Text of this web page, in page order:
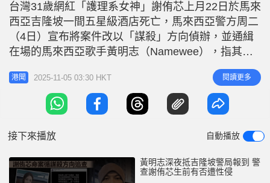
%
i
n
i
e
-
P
i
c
u
r
e
台灣31歲網紅「護理系女神」謝侑芯上月22日於馬來
西亞吉隆坡一間五星級酒店死亡，馬來西亞警方周二
（4日）宣布將案件改以「謀殺」方向偵辦，並通緝
在場的馬來西亞歌手黃明志（Namewee），指其
「可能已潛逃」。不過，黃明志在本港時間周三（5
日）凌晨突於社交平台現身，發文稱「我不會逃」，
並上載自拍影片，證實自己已抵達吉隆坡警局報到。
黃明志：助查給社會大眾和死者家屬一個交代 根據
港聞 2025-11-05 03:30 HKT 閱讀更多
接下來播放 自動播放
黃明志深夜抵吉隆坡警局報到 警
查謝侑芯生前有否遭性侵